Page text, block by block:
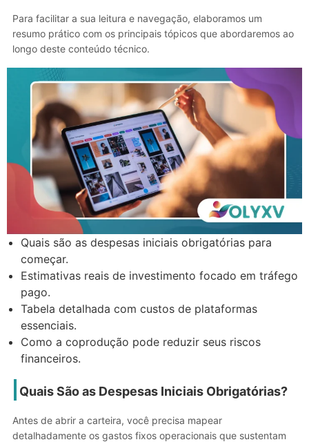
Para facilitar a sua leitura e navegação, elaboramos um
resumo prático com os principais tópicos que abordaremos ao
longo deste conteúdo técnico.
Quais são as despesas iniciais obrigatórias para
começar.
Estimativas reais de investimento focado em tráfego
pago.
Tabela detalhada com custos de plataformas
essenciais.
Como a coprodução pode reduzir seus riscos
financeiros.
Quais São as Despesas Iniciais Obrigatórias?
Antes de abrir a carteira, você precisa mapear
detalhadamente os gastos fixos operacionais que sustentam